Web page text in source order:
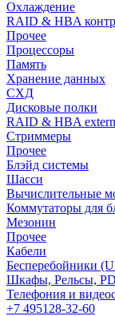
Охлаждение
RAID & HBA
Прочее
Процессоры
Память
Хранение данных
СХД
Дисковые полки
RAID & HBA
Стриммеры
Прочее
Блэйд системы
Шасси
Вычислительные
Коммутаторы для
Мезонин
Прочее
Кабели
Бесперебойники
Шкафы, Рельсы,
Телефония и
+7 495128-32-60